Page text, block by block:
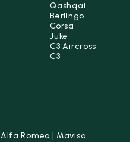
Qashqai
Berlingo
Corsa
Juke
C3 Aircross
C3
Alfa Romeo | Mavisa